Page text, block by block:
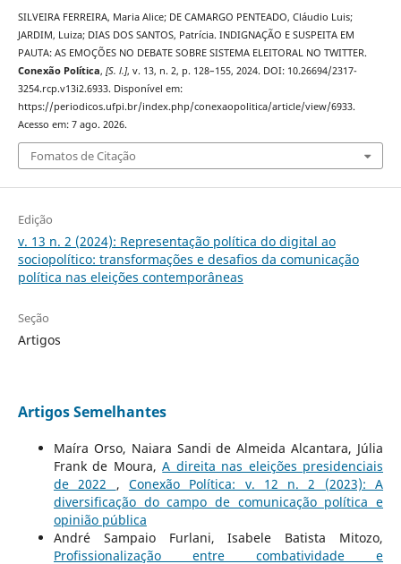
SILVEIRA FERREIRA, Maria Alice; DE CAMARGO PENTEADO, Cláudio Luis;
JARDIM, Luiza; DIAS DOS SANTOS, Patrícia. INDIGNAÇÃO E SUSPEITA EM
PAUTA: AS EMOÇÕES NO DEBATE SOBRE SISTEMA ELEITORAL NO TWITTER.
Conexão Política, [S. l.], v. 13, n. 2, p. 128–155, 2024. DOI: 10.26694/2317-
3254.rcp.v13i2.6933. Disponível em:
https://periodicos.ufpi.br/index.php/conexaopolitica/article/view/6933.
Acesso em: 7 ago. 2026.
Fomatos de Citação
Edição
v. 13 n. 2 (2024): Representação política do digital ao
sociopolítico: transformações e desafios da comunicação
política nas eleições contemporâneas
Seção
Artigos
Artigos Semelhantes
Maíra Orso, Naiara Sandi de Almeida Alcantara, Júlia
Frank de Moura,A direita nas eleições presidenciais
de 2022 , Conexão Política: v. 12 n. 2 (2023): A
diversificação do campo de comunicação política e
opinião pública
André Sampaio Furlani, Isabele Batista Mitozo,
Profissionalização entre combatividade e